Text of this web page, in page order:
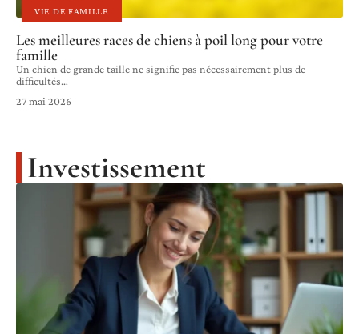
VIE DE FAMILLE
Les meilleures races de chiens à poil long pour votre
famille
Un chien de grande taille ne signifie pas nécessairement plus de
difficultés…
27 mai 2026
Investissement